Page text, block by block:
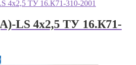
LS 4х2,5 ТУ 16.К71-